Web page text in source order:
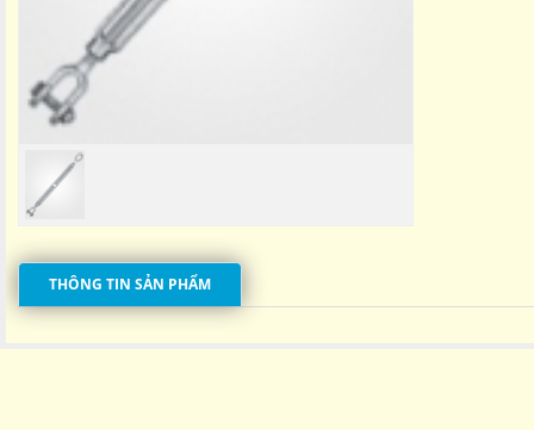
THÔNG TIN SẢN PHẨM